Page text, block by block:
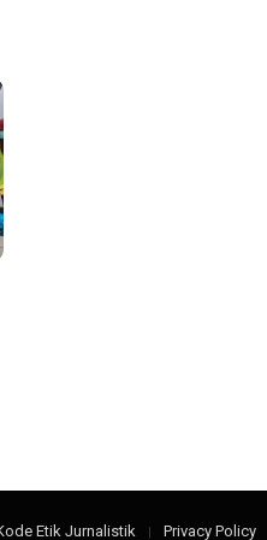
Etik Jurnalistik Privacy Policy